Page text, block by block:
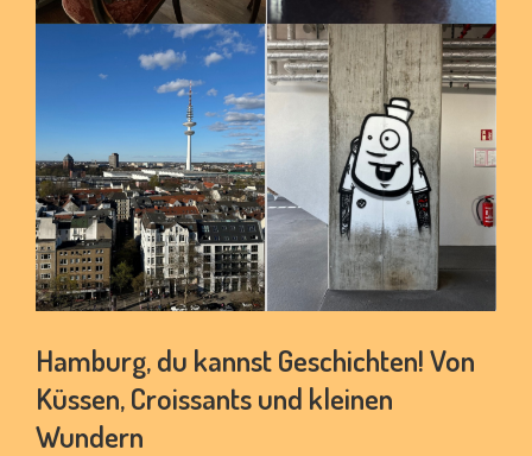
Hamburg, du kannst Geschichten! Von
Küssen, Croissants und kleinen
Wundern